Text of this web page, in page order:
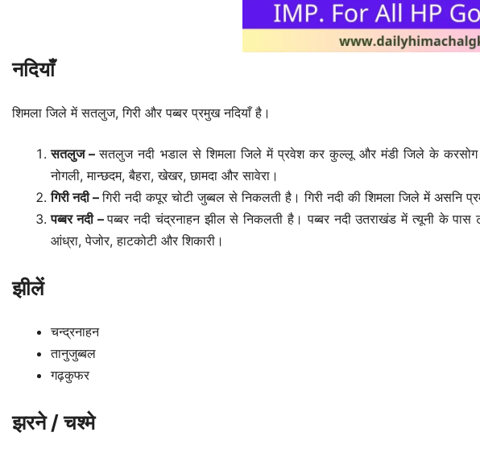
नदियाँ
शिमला जिले में सतलुज, गिरी और पब्बर प्रमुख नदियाँ है।
सतलुज –सतलुज नदी भडाल से शिमला जिले में प्रवेश कर कुल्लू और मंडी जिले के करसोग
नोगली, मान्छदम, बैहरा, खेखर, छामदा और सावेरा।
गिरी नदी –गिरी नदी कपूर चोटी जुब्बल से निकलती है। गिरी नदी की शिमला जिले में असनि
पब्बर नदी –पब्बर नदी चंद्रनाहन झील से निकलती है। पब्बर नदी उतराखंड में त्यूनी के
आंध्रा, पेजोर, हाटकोटी और शिकारी।
झीलें
चन्द्रनाहन
तानुजुब्बल
गढ़कुफर
झरने / चश्मे